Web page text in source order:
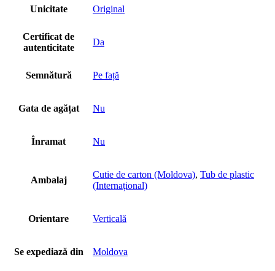
Unicitate Original
Certificat de
autenticitate
Da
Semnătură Pe față
Gata de agățat Nu
Înramat Nu
Ambalaj
Cutie de carton (Moldova), Tub de plastic
(Internațional)
Orientare Verticală
Se expediază din Moldova